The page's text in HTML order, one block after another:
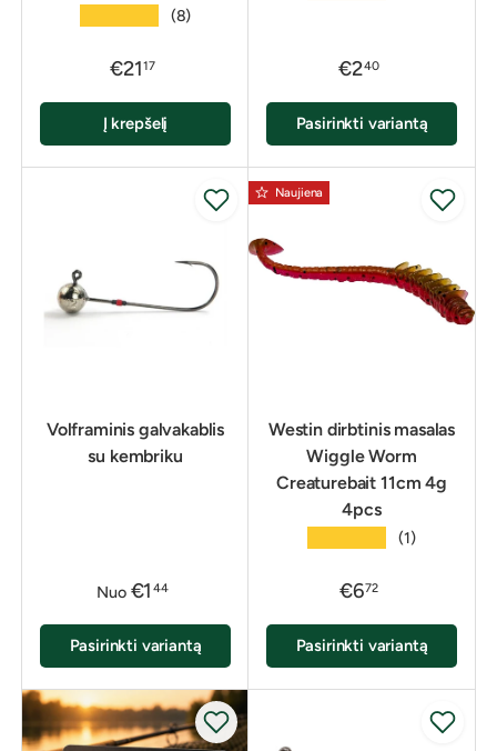
(8)
€2117
Į krepšelį
€240
Pasirinkti variantą
Volframinis galvakablis
su kembriku
Nuo €1 44
Pasirinkti variantą
Naujiena
Westin dirbtinis masalas
Wiggle Worm
Creaturebait 11cm 4g
4pcs
(1)
€672
Pasirinkti variantą